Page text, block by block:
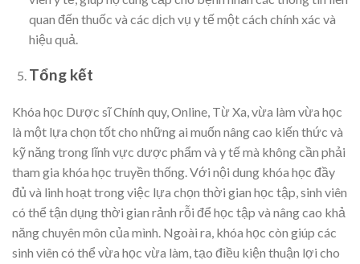
quan đến thuốc và các dịch vụ y tế một cách chính xác và
hiệu quả.
Tổng kết
Khóa học Dược sĩ Chính quy, Online, Từ Xa, vừa làm vừa học
là một lựa chọn tốt cho những ai muốn nâng cao kiến thức và
kỹ năng trong lĩnh vực dược phẩm và y tế mà không cần phải
tham gia khóa học truyền thống. Với nội dung khóa học đầy
đủ và linh hoạt trong việc lựa chọn thời gian học tập, sinh viên
có thể tận dụng thời gian rảnh rỗi để học tập và nâng cao khả
năng chuyên môn của mình. Ngoài ra, khóa học còn giúp các
sinh viên có thể vừa học vừa làm, tạo điều kiện thuận lợi cho